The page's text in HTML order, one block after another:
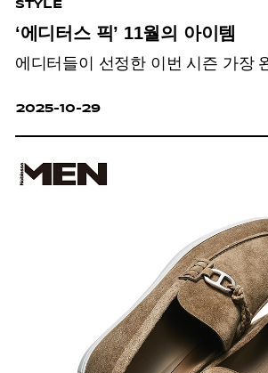
STYLE
‘에디터스 픽’ 11월의 아이템
에디터들이 선정한 이번 시즌 가장
2025-10-29